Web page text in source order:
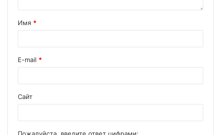
Имя *
E-mail *
Сайт